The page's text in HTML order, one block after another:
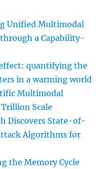
Unified Multimodal
a Capability-
quantifying the
in a warming world
Multimodal
Scale
Discovers State-of-
Algorithms for
the Memory Cycle